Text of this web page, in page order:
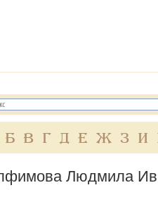
Б В Г Д Е Ж З И
Людмила